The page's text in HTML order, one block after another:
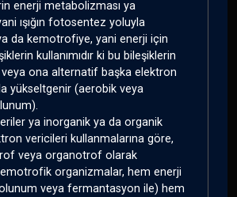
enerji metabolizması ya
ışığın fotosentez yoluyla
ya da kemotrofiye, yani enerji için
kullanımıdır ki bu bileşiklerin
ona alternatif başka elektron
yükseltgenir (aerobik veya
ya inorganik ya da organik
vericileri kullanmalarına göre,
veya organotrof olarak
organizmalar, hem enerji
veya fermantasyon ile) hem